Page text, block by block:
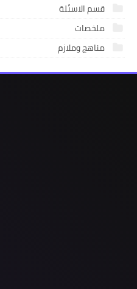
قسم الاسئلة
ملخصات
مناهج وملازم